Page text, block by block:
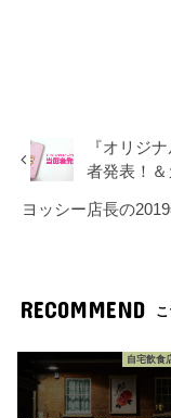
『オリジ
者発表！
ヨッシー店長の
RECOMMEND
自宅飲食